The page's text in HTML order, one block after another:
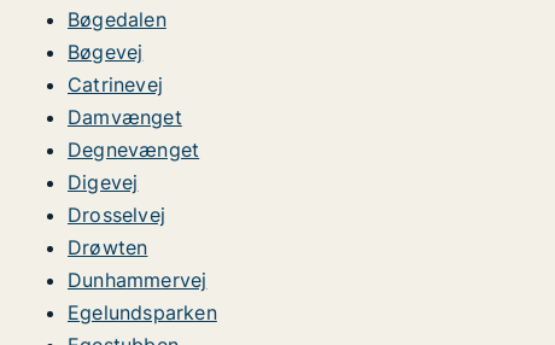
Bøgedalen
Bøgevej
Catrinevej
Damvænget
Degnevænget
Digevej
Drosselvej
Drøwten
Dunhammervej
Egelundsparken